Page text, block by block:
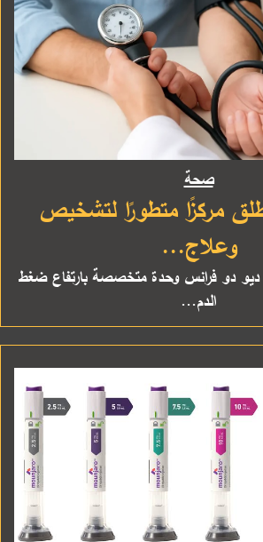
صحة
مركزًا متطورًا لتشخيص
وعلاج...
ديو دو فرانس وحدة متخصصة بارتفاع ضغط
الدم...